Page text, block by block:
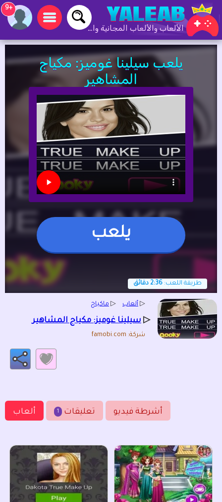
الألعاب والألعاب المجانية والألعاب عبر الإنترنت
+9
يلعب سيلينا غوميز: مكياج
المشاهير
يلعب
طريقة اللعب: 2:36 دقائق
▷ ألعاب ▷ ماكياج
▷ سيلينا غوميز: مكياج المشاهير
شركة: famobi.com
ألعاب 1 تعليقات أشرطة فيديو